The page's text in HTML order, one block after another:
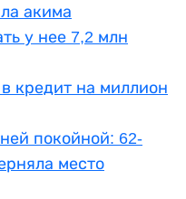
акима
у нее 7,2 млн
кредит на миллион
покойной: 62-
место